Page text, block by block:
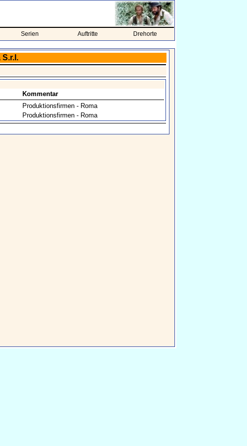
Serien Auftritte Drehorte
Kommentar
Produktionsfirmen - Roma
Produktionsfirmen - Roma